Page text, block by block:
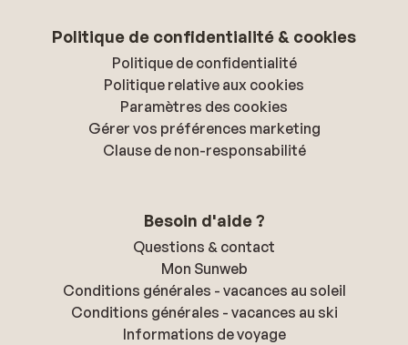
Politique de confidentialité & cookies
Politique de confidentialité
Politique relative aux cookies
Paramètres des cookies
Gérer vos préférences marketing
Clause de non-responsabilité
Besoin d'aide ?
Questions & contact
Mon Sunweb
Conditions générales - vacances au soleil
Conditions générales - vacances au ski
Informations de voyage